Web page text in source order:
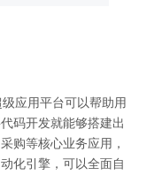
应用平台可以帮助用
码开发就能够搭建出
购等核心业务应用，
化引擎，可以全面自